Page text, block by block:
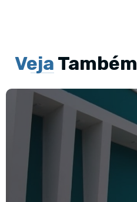
Veja Também